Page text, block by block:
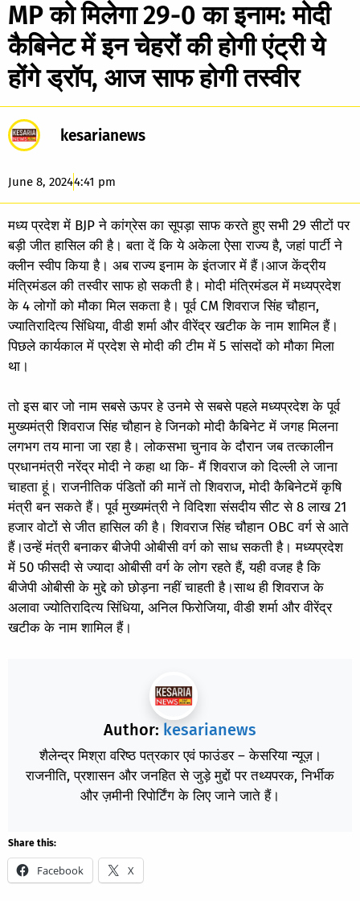
MP को मिलेगा 29-0 का इनाम: मोदी
कैबिनेट में इन चेहरों की होगी एंट्री ये
होंगे ड्रॉप, आज साफ होगी तस्वीर
kesarianews
June 8, 20244:41 pm
मध्य प्रदेश में BJP ने कांग्रेस का सूपड़ा साफ करते हुए सभी 29 सीटों पर
बड़ी जीत हासिल की है। बता दें कि ये अकेला ऐसा राज्य है, जहां पार्टी ने
क्लीन स्वीप किया है। अब राज्य इनाम के इंतजार में हैं।आज केंद्रीय
मंत्रिमंडल की तस्वीर साफ हो सकती है। मोदी मंत्रिमंडल में मध्यप्रदेश
के 4 लोगों को मौका मिल सकता है। पूर्व CM शिवराज सिंह चौहान,
ज्यातिरादित्य सिंधिया, वीडी शर्मा और वीरेंद्र खटीक के नाम शामिल हैं।
पिछले कार्यकाल में प्रदेश से मोदी की टीम में 5 सांसदों को मौका मिला
था।
तो इस बार जो नाम सबसे ऊपर हे उनमे से सबसे पहले मध्यप्रदेश के पूर्व
मुख्यमंत्री शिवराज सिंह चौहान हे जिनको मोदी कैबिनेट में जगह मिलना
लगभग तय माना जा रहा है। लोकसभा चुनाव के दौरान जब तत्कालीन
प्रधानमंत्री नरेंद्र मोदी ने कहा था कि- मैं शिवराज को दिल्ली ले जाना
चाहता हूं। राजनीतिक पंडितों की मानें तो शिवराज, मोदी कैबिनेटमें कृषि
मंत्री बन सकते हैं। पूर्व मुख्यमंत्री ने विदिशा संसदीय सीट से 8 लाख 21
हजार वोटों से जीत हासिल की है। शिवराज सिंह चौहान OBC वर्ग से आते
हैं।उन्हें मंत्री बनाकर बीजेपी ओबीसी वर्ग को साध सकती है। मध्यप्रदेश
में 50 फीसदी से ज्यादा ओबीसी वर्ग के लोग रहते हैं, यही वजह है कि
बीजेपी ओबीसी के मुद्दे को छोड़ना नहीं चाहती है।साथ ही शिवराज के
अलावा ज्योतिरादित्य सिंधिया, अनिल फिरोजिया, वीडी शर्मा और वीरेंद्र
खटीक के नाम शामिल हैं।
Author: kesarianews
शैलेन्द्र मिश्रा वरिष्ठ पत्रकार एवं फाउंडर – केसरिया न्यूज़।
राजनीति, प्रशासन और जनहित से जुड़े मुद्दों पर तथ्यपरक, निर्भीक
और ज़मीनी रिपोर्टिंग के लिए जाने जाते हैं।
Share this:
Facebook X